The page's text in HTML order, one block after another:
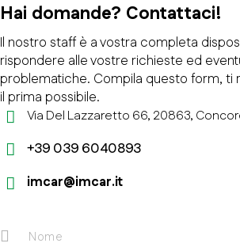
Hai domande? Contattaci!
Il nostro staff è a vostra completa
rispondere alle vostre richieste ed
problematiche. Compila questo form, ti
il prima possibile.
Via Del Lazzaretto 66, 20863,
+39 039 6040893
imcar@imcar.it